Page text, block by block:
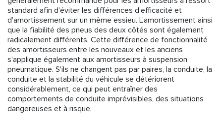
standard afin d'éviter les différences d'efficacité et
d'amortissement sur un même essieu. L'amortissement ainsi
que la fiabilité des pneus des deux côtés sont également
radicalement différents. Cette différence de fonctionnalité
des amortisseurs entre les nouveaux et les anciens
s'applique également aux amortisseurs à suspension
pneumatique. S'ils ne changent pas par paires, la conduite, la
conduite et la stabilité du véhicule se détériorent
considérablement, ce qui peut entraîner des
comportements de conduite imprévisibles, des situations
dangereuses et à risque.